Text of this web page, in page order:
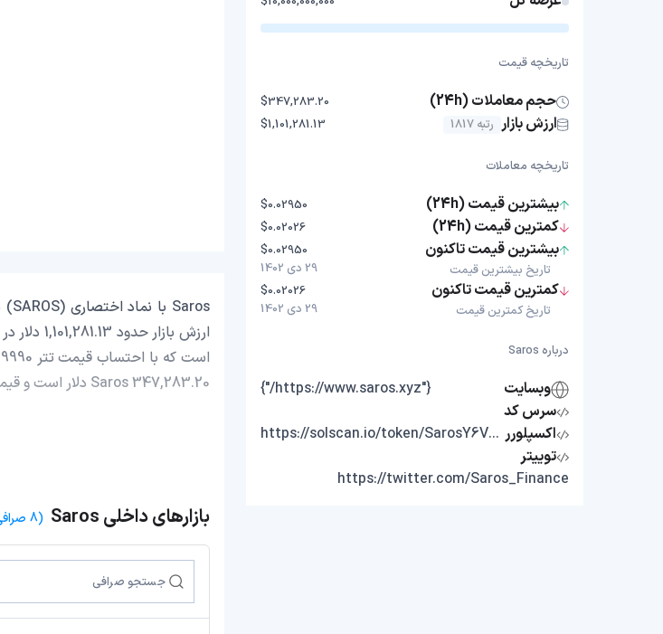
تاریخچه قیمت
حجم معاملات (24h) $347,283.20
ارزش بازار رتبه 1817 $1,101,281.13
تاریخچه معاملات
بیشترین قیمت (24h) $0.02950
کمترین قیمت (24h) $0.02026
بیشترین قیمت تاکنون
تاریخ بیشترین قیمت
$0.02950
29 دی 1402
کمترین قیمت تاکنون
تاریخ کمترین قیمت
$0.02026
29 دی 1402
درباره Saros
وبسایت
{"https://www.saros.xyz/"}
سرس کد
اکسپلورر https://solscan.io/token/SarosY6Vscao718M4A778z4CGtvcwcGef5M9MEH1LGL
توییتر
https://twitter.com/Saros_Finance
Saros 347,283.20 دلار است و قیمت Saros در 24 ساعت اخیر، -2.65 کاهش داشته است.
بازارهای داخلی Saros (8 صرافی)